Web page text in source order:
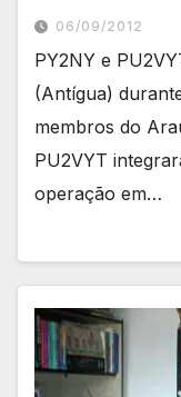
06/09/2012
PY2NY e
(Antígua)
membros do
PU2VYT
operação em…